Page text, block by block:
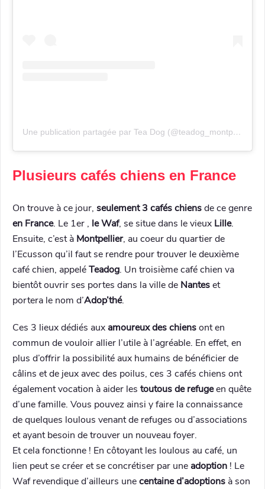
Une publication partagée par Tea Dog (@teadog_montpellier)
Plusieurs cafés chiens en France
On trouve à ce jour, seulement 3 cafés chiensde ce genre
en France. Le 1er , le Waf, se situe dans le vieux Lille.
Ensuite, c’est à Montpellier, au coeur du quartier de
l’Ecusson qu’il faut se rendre pour trouver le deuxième
café chien, appeléTeadog. Un troisième café chien va
bientôt ouvrir ses portes dans la ville de Nanteset
portera le nom d’Adop’thé.
Ces 3 lieux dédiés aux amoureux des chiensont en
commun de vouloir allier l’utile à l’agréable. En effet, en
plus d’offrir la possibilité aux humains de bénéficier de
câlins et de jeux avec des poilus, ces 3 cafés chiens ont
également vocation à aider les toutous de refugeen quête
d’une famille. Vous pouvez ainsi y faire la connaissance
de quelques loulous venant de refuges ou d’associations
et ayant besoin de trouver un nouveau foyer.
Et cela fonctionne ! En côtoyant les loulous au café, un
lien peut se créer et se concrétiser par une adoption ! Le
Waf revendique d’ailleurs unecentaine d’adoptions à son